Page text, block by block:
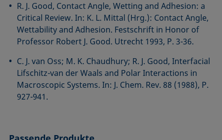
R. J. Good, Contact Angle, Wetting and Adhesion: a
Critical Review. In: K. L. Mittal (Hrg.): Contact Angle,
Wettability and Adhesion. Festschrift in Honor of
Professor Robert J. Good. Utrecht 1993, P. 3-36.
C. J. van Oss; M. K. Chaudhury; R. J. Good, Interfacial
Lifschitz-van der Waals and Polar Interactions in
Macroscopic Systems. In: J. Chem. Rev. 88 (1988), P.
927-941.